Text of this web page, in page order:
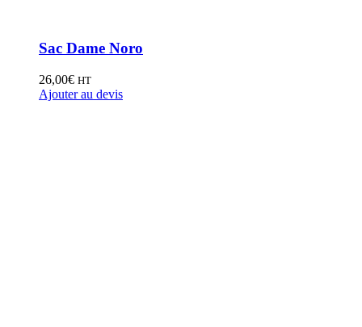
Sac Dame Noro
26,00€ HT
Ajouter au devis